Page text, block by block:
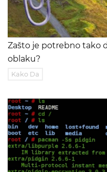
Zašto je potrebno tako
oblaku?
Kako Da